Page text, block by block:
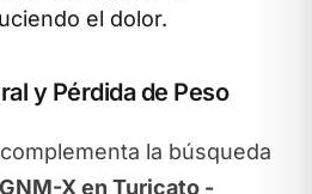
el dolor.
y Pérdida de Peso
la búsqueda
X en Turicato -